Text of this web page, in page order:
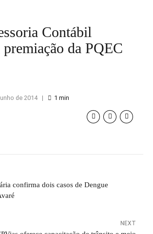
Contábil
da PQEC
de 2014 1 min
confirma dois casos de Dengue
NEXT